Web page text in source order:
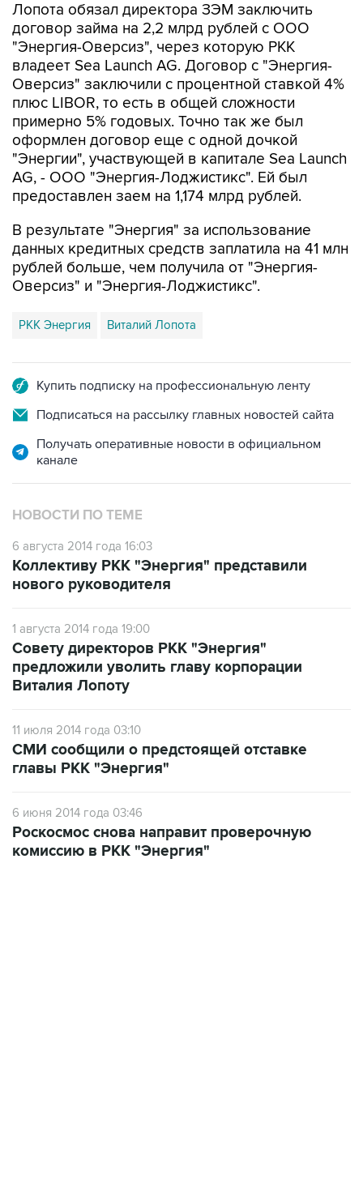
Лопота обязал директора ЗЭМ заключить
договор займа на 2,2 млрд рублей с ООО
"Энергия-Оверсиз", через которую РКК
владеет Sea Launch AG. Договор с "Энергия-
Оверсиз" заключили с процентной ставкой 4%
плюс LIBOR, то есть в общей сложности
примерно 5% годовых. Точно так же был
оформлен договор еще с одной дочкой
"Энергии", участвующей в капитале Sea Launch
AG, - ООО "Энергия-Лоджистикс". Ей был
предоставлен заем на 1,174 млрд рублей.
В результате "Энергия" за использование
данных кредитных средств заплатила на 41 млн
рублей больше, чем получила от "Энергия-
Оверсиз" и "Энергия-Лоджистикс".
РКК Энергия Виталий Лопота
Купить подписку на профессиональную ленту
Подписаться на рассылку главных новостей сайта
Получать оперативные новости в официальном
канале
НОВОСТИ ПО ТЕМЕ
6 августа 2014 года 16:03
Коллективу РКК "Энергия" представили
нового руководителя
1 августа 2014 года 19:00
Совету директоров РКК "Энергия"
предложили уволить главу корпорации
Виталия Лопоту
11 июля 2014 года 03:10
СМИ сообщили о предстоящей отставке
главы РКК "Энергия"
6 июня 2014 года 03:46
Роскосмос снова направит проверочную
комиссию в РКК "Энергия"